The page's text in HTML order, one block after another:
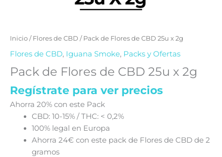
Inicio/Flores de CBD / Pack de Flores de CBD 25u x 2g
Flores de CBD, Iguana Smoke, Packs y Ofertas
Pack de Flores de CBD 25u x 2g
Regístrate para ver precios
Ahorra 20% con este Pack
CBD: 10-15% / THC: < 0,2%
100% legal en Europa
Ahorra 24€ con este pack de Flores de CBD de 2
gramos